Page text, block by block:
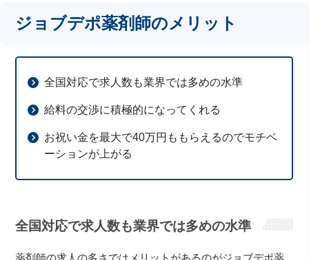
ジョブデポ薬剤師のメリット
全国対応で求人数も業界では多めの水準
給料の交渉に積極的になってくれる
お祝い金を最大で40万円ももらえるのでモチベ
ーションが上がる
全国対応で求人数も業界では多めの水準